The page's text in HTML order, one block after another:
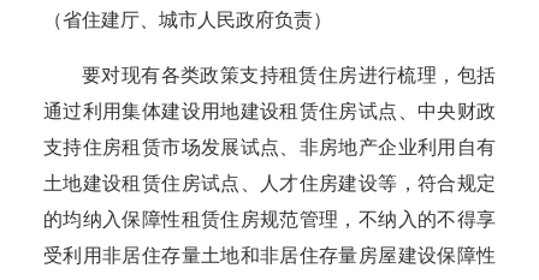
（省住建厅、城市人民政府负责）
要对现有各类政策支持租赁住房进行梳理，包括
通过利用集体建设用地建设租赁住房试点、中央财政
支持住房租赁市场发展试点、非房地产企业利用自有
土地建设租赁住房试点、人才住房建设等，符合规定
的均纳入保障性租赁住房规范管理，不纳入的不得享
受利用非居住存量土地和非居住存量房屋建设保障性